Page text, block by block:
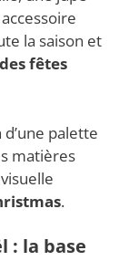
la saison et
fêtes
palette
matières
.
: la base